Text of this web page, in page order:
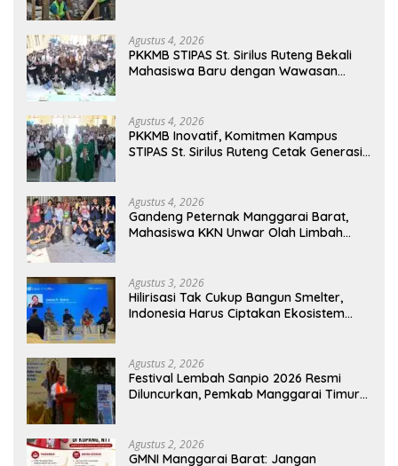
Agustus 4, 2026
PKKMB STIPAS St. Sirilus Ruteng Bekali
Mahasiswa Baru dengan Wawasan
Agustus 4, 2026
PKKMB Inovatif, Komitmen Kampus
STIPAS St. Sirilus Ruteng Cetak Generasi
Agustus 4, 2026
Gandeng Peternak Manggarai Barat,
Mahasiswa KKN Unwar Olah Limbah
Agustus 3, 2026
Hilirisasi Tak Cukup Bangun Smelter,
Indonesia Harus Ciptakan Ekosistem
Agustus 2, 2026
Festival Lembah Sanpio 2026 Resmi
Diluncurkan, Pemkab Manggarai Timur
Agustus 2, 2026
GMNI Manggarai Barat: Jangan